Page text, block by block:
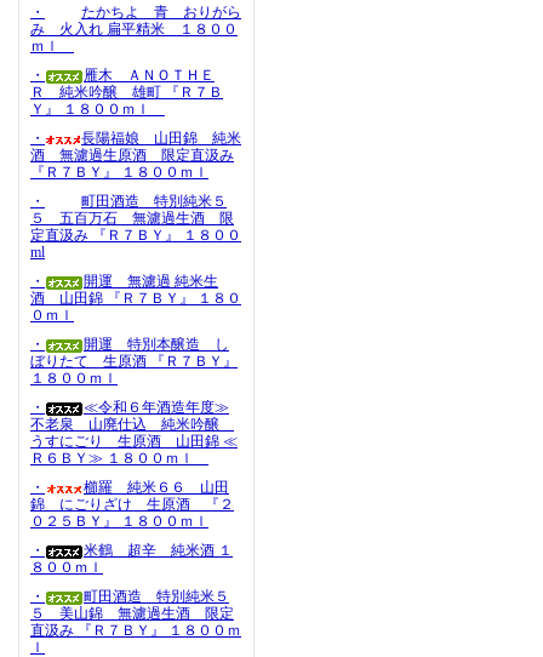
・
たかちよ 青 おりがら
み 火入れ 扁平精米 １８００
ｍｌ
・
雁木 ＡＮＯＴＨＥ
Ｒ 純米吟醸 雄町 『Ｒ７Ｂ
Ｙ』 １８００ｍｌ
・
長陽福娘 山田錦 純米
酒 無濾過生原酒 限定直汲み
『Ｒ７ＢＹ』 １８００ｍｌ
・
町田酒造 特別純米５
５ 五百万石 無濾過生酒 限
定直汲み 『Ｒ７ＢＹ』 １８００
ml
・
開運 無濾過 純米生
酒 山田錦 『Ｒ７ＢＹ』 １８０
０ｍｌ
・
開運 特別本醸造 し
ぼりたて 生原酒 『Ｒ７ＢＹ』
１８００ｍｌ
・
≪令和６年酒造年度≫
不老泉 山廃仕込 純米吟醸
うすにごり 生原酒 山田錦 ≪
Ｒ６ＢＹ≫ １８００ｍｌ
・
櫛羅 純米６６ 山田
錦 にごりざけ 生原酒 『２
０２５ＢＹ』 １８００ｍｌ
・
米鶴 超辛 純米酒 １
８００ｍｌ
・
町田酒造 特別純米５
５ 美山錦 無濾過生酒 限定
直汲み 『Ｒ７ＢＹ』 １８００ｍ
ｌ